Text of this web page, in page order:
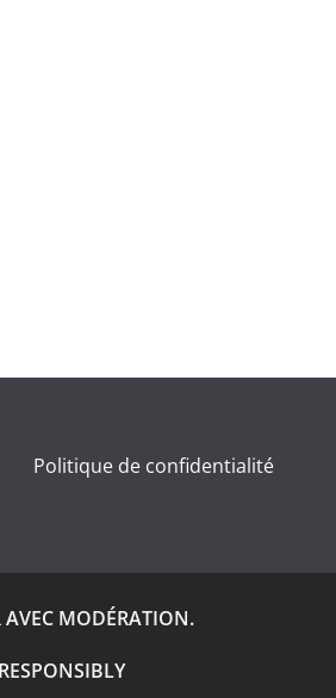
Politique de confidentialité
AVEC MODÉRATION.